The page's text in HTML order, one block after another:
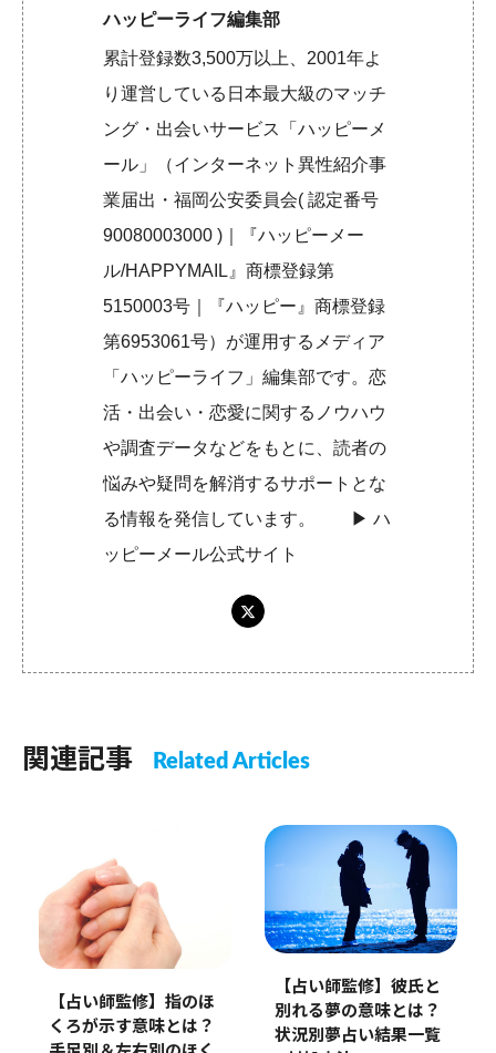
ハッピーライフ編集部
累計登録数3,500万以上、2001年よ
り運営している日本最大級のマッチ
ング・出会いサービス「ハッピーメ
ール」（インターネット異性紹介事
業届出・福岡公安委員会( 認定番号
90080003000 )｜『ハッピーメー
ル/HAPPYMAIL』商標登録第
5150003号｜『ハッピー』商標登録
第6953061号）が運用するメディア
「ハッピーライフ」編集部です。恋
活・出会い・恋愛に関するノウハウ
や調査データなどをもとに、読者の
悩みや疑問を解消するサポートとな
る情報を発信しています。 ▶︎ハ
ッピーメール公式サイト
関連記事 Related Articles
【占い師監修】指のほ
くろが示す意味とは？
【占い師監修】彼氏と
別れる夢の意味とは？
状況別夢占い結果一覧